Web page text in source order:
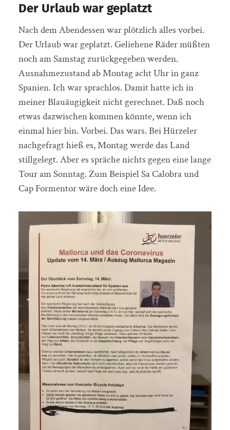
Der Urlaub war geplatzt
Nach dem Abendessen war plötzlich alles vorbei.
Der Urlaub war geplatzt. Geliehene Räder müßten
noch am Samstag zurückgegeben werden.
Ausnahmezustand ab Montag acht Uhr in ganz
Spanien. Ich war sprachlos. Damit hatte ich in
meiner Blauäugigkeit nicht gerechnet. Daß noch
etwas dazwischen kommen könnte, wenn ich
einmal hier bin. Vorbei. Das wars. Bei Hürzeler
nachgefragt hieß es, Montag werde das Land
stillgelegt. Aber es spräche nichts gegen eine lange
Tour am Sonntag. Zum Beispiel Sa Calobra und
Cap Formentor wäre doch eine Idee.